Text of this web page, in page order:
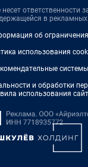
ответственности
в рекламных
об
использования
системы
и обработки
использования